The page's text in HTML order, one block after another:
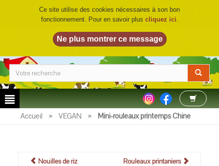
LA FERME DU BIO©
Accueil » VEGAN » Mini-rouleaux printemps Chine
Nouilles de riz
Rouleaux printaniers
Ce site utilise des cookies nécessaires à son bon
fonctionnement. Pour en savoir plus cliquez ici.